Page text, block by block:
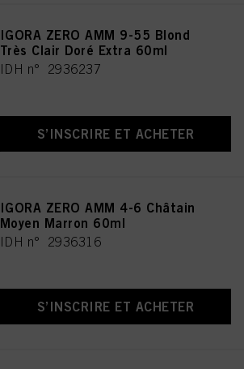
IGORA ZERO AMM 9-55 Blond
Très Clair Doré Extra 60ml
IDH n° 2936237
S’INSCRIRE ET ACHETER
IGORA ZERO AMM 4-6 Châtain
Moyen Marron 60ml
IDH n° 2936316
S’INSCRIRE ET ACHETER